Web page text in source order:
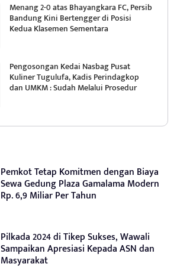
Menang 2-0 atas Bhayangkara FC, Persib
Bandung Kini Bertengger di Posisi
Kedua Klasemen Sementara
Pengosongan Kedai Nasbag Pusat
Kuliner Tugulufa, Kadis Perindagkop
dan UMKM : Sudah Melalui Prosedur
Pemkot Tetap Komitmen dengan Biaya
Sewa Gedung Plaza Gamalama Modern
Rp. 6,9 Miliar Per Tahun
Pilkada 2024 di Tikep Sukses, Wawali
Sampaikan Apresiasi Kepada ASN dan
Masyarakat